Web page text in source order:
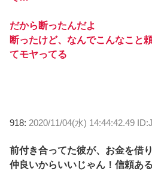
だから断ったんだよ
断ったけど、なんでこんなこと
てモヤってる
918: 2020/11/04(水) 14:44:42.49
前付き合ってた彼が、お金を借
仲良いからいいじゃん！信頼あ